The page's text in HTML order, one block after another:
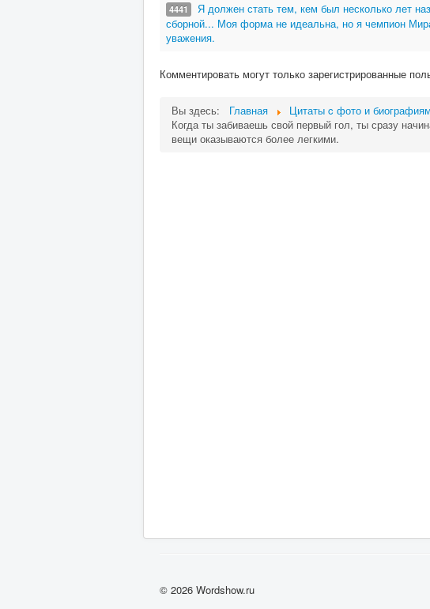
4441
Я должен стать тем, кем был несколько лет
сборной... Моя форма не идеальна, но я чемпион
уважения.
Комментировать могут только зарегистрированные
Вы здесь: Главная Цитаты c фото и
Когда ты забиваешь свой первый гол, ты сразу
вещи оказываются более легкими.
© 2026 Wordshow.ru